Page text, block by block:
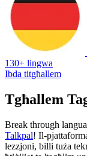
130+ lingwa
Ibda titgħallem
Tgħallem
Break through
Talkpal! Il-
lezzjoni, billi tuża